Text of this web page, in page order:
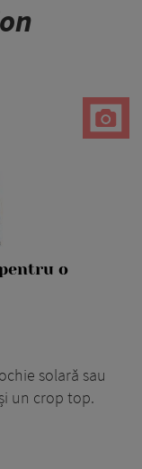
o
solară sau
un crop top.